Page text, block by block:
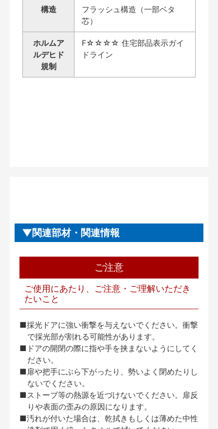
構造
フラッシュ構造（一部ベタ
芯）
ホルムア
ルデヒド
規制
F☆☆☆☆ 住宅部品表示ガイ
ドライン
関連部材・関連情報
ご注意
ご使用にあたり、ご注意・ご理解いただき
たいこと
■採光ドアに強い衝撃を与えないでください。衝撃
で採光部が割れる可能性があります。
■ドアの開閉の際に指や手を挟まないようにしてく
ださい。
■扉や把手にぶら下がったり、勢いよく閉めたりし
ないでください。
■ストーブ等の熱源を近づけないでください。扉反
りや表面の歪みの原因になります。
■汚れが付いた場合は、乾拭きもしくは薄めた中性